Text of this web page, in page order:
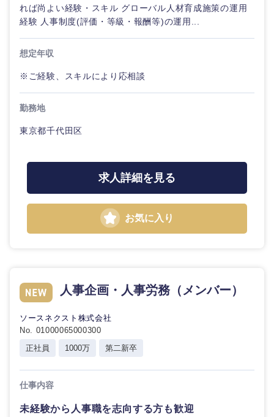
京都府
兵庫県
れば尚よい経験・スキル グローバル人材育成施策の運用
経験 人事制度(評価・等級・報酬等)の運用...
想定年収
※ご経験、スキルにより応相談
勤務地
東京都千代田区
求人詳細を見る
お気に入り
人事企画・人事労務（メンバー）
ソースネクスト株式会社
No. 01000065000300
正社員
1000万 第二新卒
仕事内容
未経験から人事職を志向する方も歓迎